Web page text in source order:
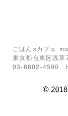
ごはん×カフェ
東京都台東区浅
03-6802-4590